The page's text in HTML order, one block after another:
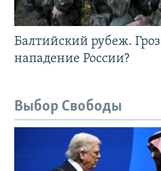
Балтийский рубеж.
нападение России?
Выбор Свободы